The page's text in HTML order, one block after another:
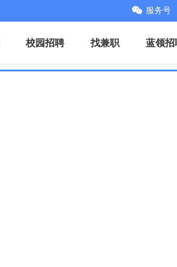
服务号
校园招聘 找兼职 蓝领招